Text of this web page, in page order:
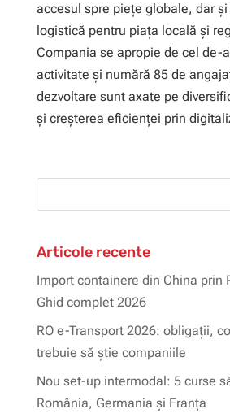
accesul spre piețe globale, dar
logistică pentru piața locală și
Compania se apropie de cel de-
activitate și numără 85 de
dezvoltare sunt axate pe
și creșterea eficienței prin
Articole recente
Import containere din China prin
Ghid complet 2026
RO e-Transport 2026: obligații,
trebuie să știe companiile
Nou set-up intermodal: 5 curse
România, Germania și Franța